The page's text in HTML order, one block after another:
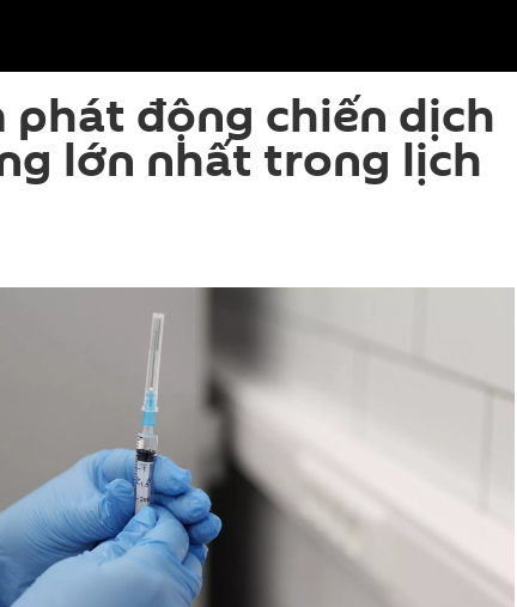
phát động chiến dịch
lớn nhất trong lịch